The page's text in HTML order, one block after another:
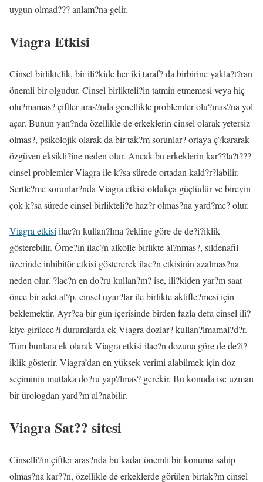
uygun olmad??? anlam?na gelir.
Viagra Etkisi
Cinsel birliktelik, bir ili?kide her iki taraf? da birbirine yakla?t?ran
önemli bir olgudur. Cinsel birlikteli?in tatmin etmemesi veya hiç
olu?mamas? çiftler aras?nda genellikle problemler olu?mas?na yol
açar. Bunun yan?nda özellikle de erkeklerin cinsel olarak yetersiz
olmas?, psikolojik olarak da bir tak?m sorunlar? ortaya ç?kararak
özgüven eksikli?ine neden olur. Ancak bu erkeklerin kar??la?t???
cinsel problemler Viagra ile k?sa sürede ortadan kald?r?labilir.
Sertle?me sorunlar?nda Viagra etkisi oldukça güçlüdür ve bireyin
çok k?sa sürede cinsel birlikteli?e haz?r olmas?na yard?mc? olur.
Viagra etkisi ilac?n kullan?lma ?ekline göre de de?i?iklik
gösterebilir. Örne?in ilac?n alkolle birlikte al?nmas?, sildenafil
üzerinde inhibitör etkisi göstererek ilac?n etkisinin azalmas?na
neden olur. ?lac?n en do?ru kullan?m? ise, ili?kiden yar?m saat
önce bir adet al?p, cinsel uyar?lar ile birlikte aktifle?mesi için
beklemektir. Ayr?ca bir gün içerisinde birden fazla defa cinsel ili?
kiye girilece?i durumlarda ek Viagra dozlar? kullan?lmamal?d?r.
Tüm bunlara ek olarak Viagra etkisi ilac?n dozuna göre de de?i?
iklik gösterir. Viagra’dan en yüksek verimi alabilmek için doz
seçiminin mutlaka do?ru yap?lmas? gerekir. Bu konuda ise uzman
bir ürologdan yard?m al?nabilir.
Viagra Sat?? sitesi
Cinselli?in çiftler aras?nda bu kadar önemli bir konuma sahip
olmas?na kar??n, özellikle de erkeklerde görülen birtak?m cinsel